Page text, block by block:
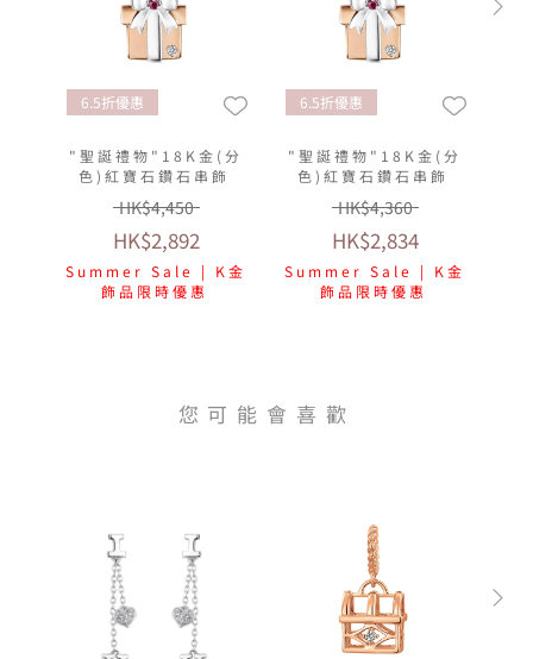
6.5折優惠
"聖誕禮物"18K金(分
色)紅寶石鑽石串飾
HK$4,450
HK$2,892
Summer Sale | K金
飾品限時優惠
6.5折優惠
"聖誕禮物"18K金(分
色)紅寶石鑽石串飾
HK$4,360
HK$2,834
Summer Sale | K金
飾品限時優惠
您可能會喜歡